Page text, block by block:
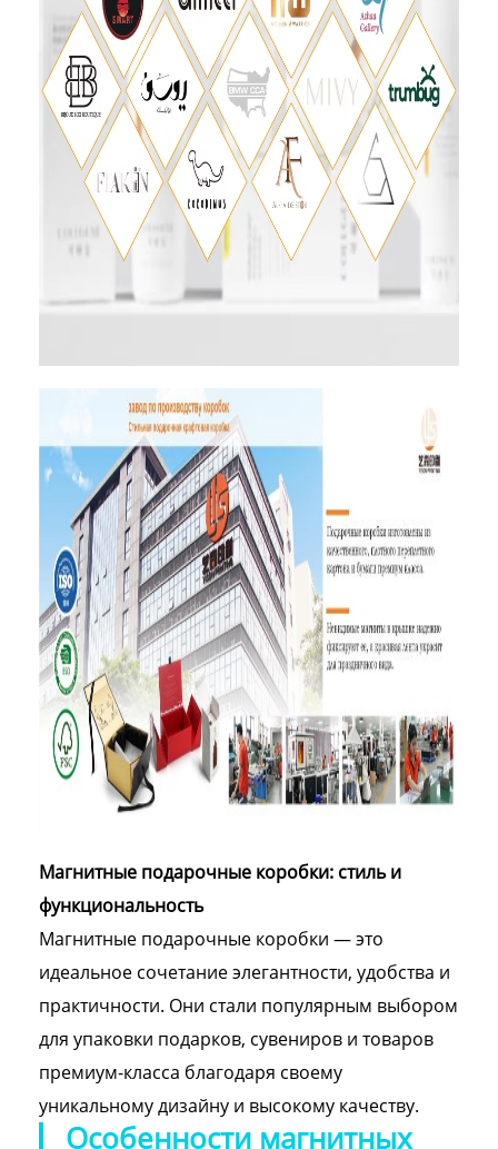
Магнитные подарочные коробки: стиль и
функциональность
Магнитные подарочные коробки — это
идеальное сочетание элегантности, удобства и
практичности. Они стали популярным выбором
для упаковки подарков, сувениров и товаров
премиум-класса благодаря своему
уникальному дизайну и высокому качеству.
Особенности магнитных